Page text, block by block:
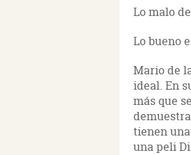
Lo malo
Lo bueno
Mario de
ideal. En
más que
tienen
una peli